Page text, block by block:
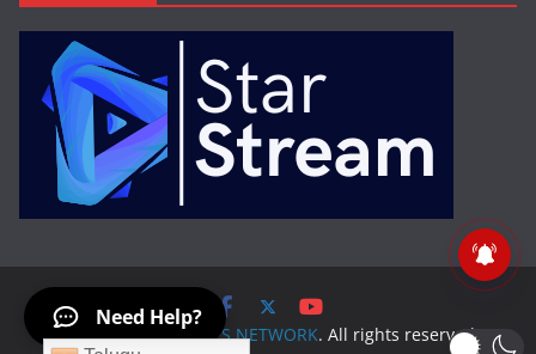
Copyright © 2026KPS NETWORK. All rights reserved.
Need Help?